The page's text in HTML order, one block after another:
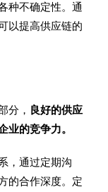
种不确定性。通
以提高供应链的
分， 良好的供应
业的竞争力。
，通过定期沟
的合作深度。定